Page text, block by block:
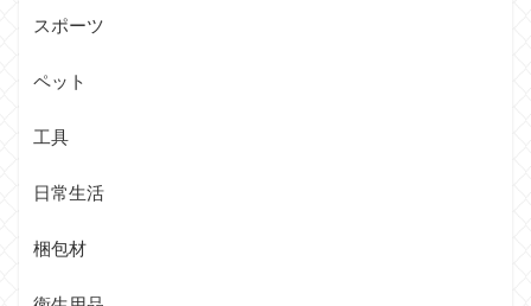
スポーツ
ペット
工具
日常生活
梱包材